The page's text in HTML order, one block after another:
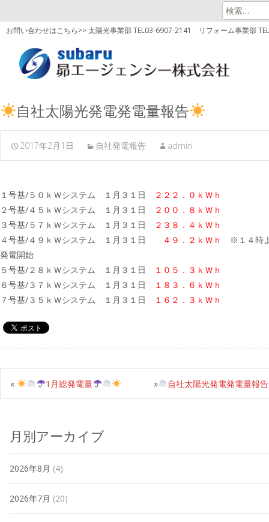
検
索:
お問い合わせはこちら>> 太陽光事業部 TEL03-6907-2141 リフォーム事業部
自社太陽光発電発電量報告
2017年2月1日 自社発電報告 admin
１号基/５０ｋＷシステム １月３１日
２２２．０ｋＷｈ
２号基/４５ｋＷシステム １月３１日
２００．８ｋＷｈ
３号基/５７ｋＷシステム １月３１日
２３８．４ｋＷｈ
４号基/４９ｋＷシステム １月３１日
４９．２ｋＷｈ
※１４時
発電開始
５号基/２８ｋＷシステム １月３１日
１０５．３ｋＷｈ
６号基/３７ｋＷシステム １月３１日
１８３．６ｋＷｈ
７号基/３５ｋＷシステム １月３１日
１６２．３ｋＷｈ
« 1月総発電量 自社太陽光発電発電量報告
»
月別アーカイブ
2026年8月 (4)
2026年7月 (20)